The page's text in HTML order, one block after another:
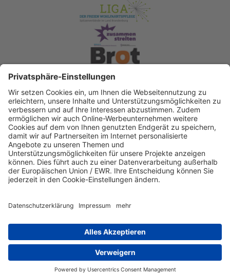
Spendenkonto Diakonisches Werk Berlin-
Brandenburg-schlesische Oberlausitz e.V
Bank für Sozialwirtschaft
IBAN: DE22 3702 0500 0003 2019 00
IBAN kopieren
Direkt Online spenden